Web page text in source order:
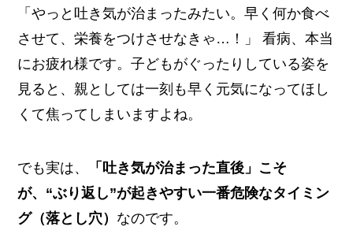
「やっと吐き気が治まったみたい。早く何か食べ
させて、栄養をつけさせなきゃ…！」 看病、本当
にお疲れ様です。子どもがぐったりしている姿を
見ると、親としては一刻も早く元気になってほし
くて焦ってしまいますよね。
でも実は、
「吐き気が治まった直後」こそ
が、“ぶり返し”が起きやすい一番危険なタイミン
グ（落とし穴） なのです。